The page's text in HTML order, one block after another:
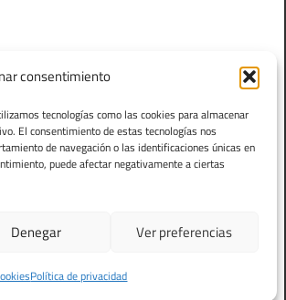
consentimiento
tecnologías como las cookies para almacenar
El consentimiento de estas tecnologías nos
de navegación o las identificaciones únicas en
puede afectar negativamente a ciertas
Denegar Ver preferencias
Política de privacidad